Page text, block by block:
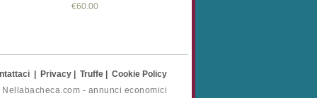
€60.00
Privacy Truffe
Cookie Policy
- annunci economici